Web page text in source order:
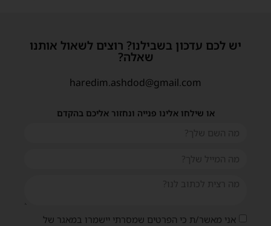
יש לכם עדכון בשבילנו? רוצים לשאול אותנו
שאלה?
haredim.ashdod@gmail.com
או שילחו אלינו פנייה ונחזור אליכם בהקדם
אני מאשר/ת כי הפרטים שמסרתי יישמרו במאגר של